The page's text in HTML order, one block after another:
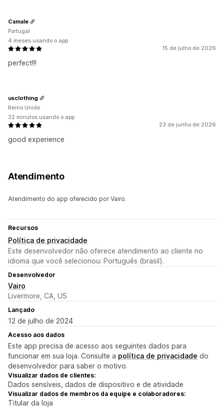
15 de julho de 2026
perfect!!!
Camale
Portugal
4 meses usando o app
23 de junho de 2026
good experience
usclothing
Reino Unido
32 minutos usando o app
Atendimento
Atendimento do app oferecido por Vairo.
Recursos
Política de privacidade
Este desenvolvedor não oferece atendimento ao cliente no
idioma que você selecionou: Português (brasil).
Desenvolvedor
Vairo
Livermore, CA, US
Lançado
12 de julho de 2024
Acesso aos dados
Este app precisa de acesso aos seguintes dados para
funcionar em sua loja. Consulte a política de privacidade do
desenvolvedor para saber o motivo.
Visualizar dados de clientes:
Dados sensíveis, dados de dispositivo e de atividade
Visualizar dados de membros da equipe e colaboradores:
Titular da loja